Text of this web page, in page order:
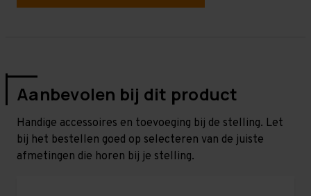
Aanbevolen bij dit product
Handige accessoires en toevoeging bij de stelling. Let
bij het bestellen goed op selecteren van de juiste
afmetingen die horen bij je stelling.